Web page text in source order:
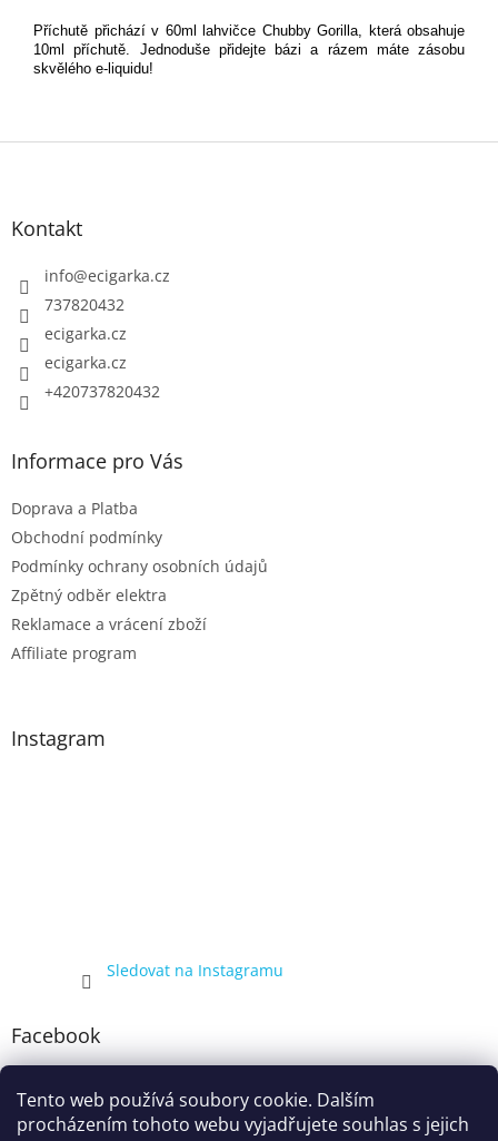
Tento web používá soubory cookie. Dalším
procházením tohoto webu vyjadřujete souhlas s jejich
Příchutě přichází v 60ml lahvičce Chubby Gorilla, která obsahuje
10ml příchutě. Jednoduše přidejte bázi a rázem máte zásobu
skvělého e-liquidu!
Kontakt
info@ecigarka.cz
737820432
ecigarka.cz
ecigarka.cz
+420737820432
Informace pro Vás
Doprava a Platba
Obchodní podmínky
Podmínky ochrany osobních údajů
Zpětný odběr elektra
Reklamace a vrácení zboží
Affiliate program
Instagram
Sledovat na Instagramu
Facebook